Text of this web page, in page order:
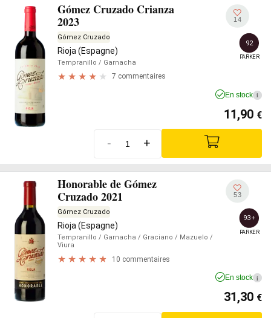
Gómez Cruzado Crianza
2023
Gómez Cruzado
Rioja (Espagne)
Tempranillo / Garnacha
7 commentaires
14
92
PARKER
En stock i
11,90 €
- +
Honorable de Gómez
Cruzado 2021
Gómez Cruzado
Rioja (Espagne)
Tempranillo / Garnacha / Graciano / Mazuelo /
Viura
10 commentaires
53
93+
PARKER
En stock i
31,30 €